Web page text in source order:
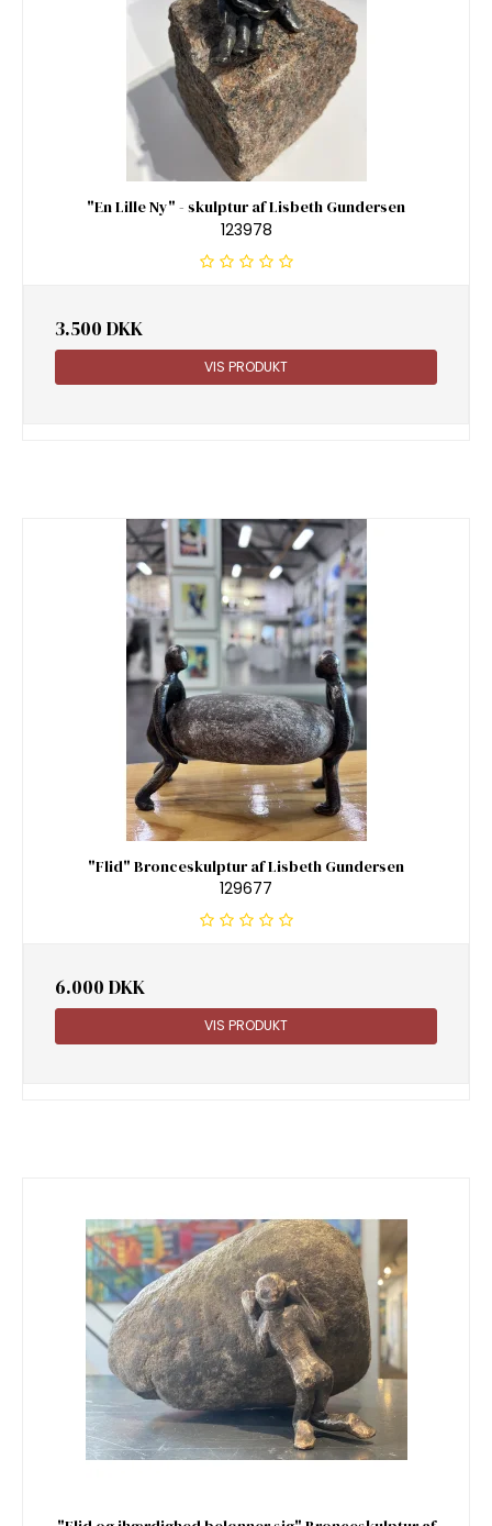
"En Lille Ny" - skulptur af Lisbeth Gundersen
123978
3.500 DKK
VIS PRODUKT
"Flid" Bronceskulptur af Lisbeth Gundersen
129677
6.000 DKK
VIS PRODUKT